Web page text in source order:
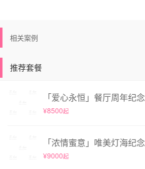
相关案例
推荐套餐
「爱心永恒」餐厅周年纪
¥8500起
「浓情蜜意」唯美灯海纪
¥9000起